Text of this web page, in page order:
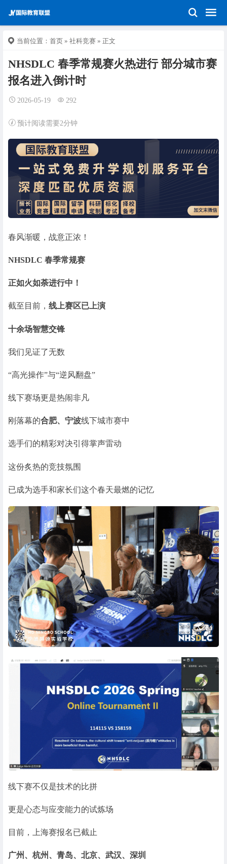
当前位置： 首页 » 社科竞赛 » 正文
NHSDLC 春季常规赛火热进行 部分城市赛
报名进入倒计时
2026-05-19 292
预计阅读需要2分钟
春风渐暖，战意正浓！
NHSDLC 春季常规赛
正如火如荼进行中！
截至目前， 线上赛区已上演
十余场智慧交锋
我们见证了无数
“高光操作”与“逆风翻盘”
线下赛场更是热闹非凡
刚落幕的合肥、宁波线下城市赛中
选手们的精彩对决引得掌声雷动
这份炙热的竞技氛围
已成为选手和家长们这个春天最燃的记忆
线下赛不仅是技术的比拼
更是心态与应变能力的试炼场
目前，上海赛报名已截止
广州、杭州、青岛、北京、武汉、深圳